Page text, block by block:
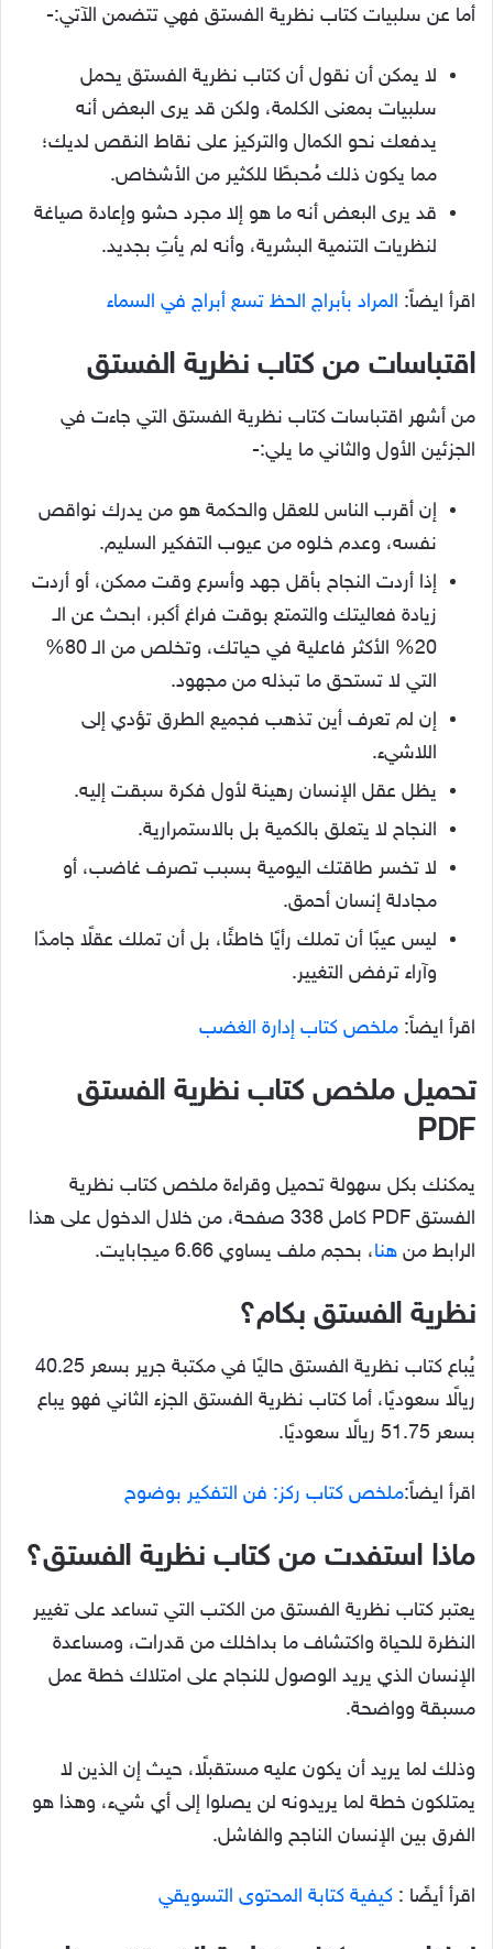
أما عن سلبيات كتاب نظرية الفستق فهي تتضمن الآتي:-
لا يمكن أن نقول أن كتاب نظرية الفستق يحمل
سلبيات بمعنى الكلمة، ولكن قد يرى البعض أنه
يدفعك نحو الكمال والتركيز على نقاط النقص لديك؛
مما يكون ذلك مُحبطًا للكثير من الأشخاص.
قد يرى البعض أنه ما هو إلا مجرد حشو وإعادة صياغة
لنظريات التنمية البشرية، وأنه لم يأتِ بجديد.
اقرأ ايضاً: المراد بأبراج الحظ تسع أبراج في السماء
اقتباسات من كتاب نظرية الفستق
من أشهر اقتباسات كتاب نظرية الفستق التي جاءت في
الجزئين الأول والثاني ما يلي:-
إن أقرب الناس للعقل والحكمة هو من يدرك نواقص
نفسه، وعدم خلوه من عيوب التفكير السليم.
إذا أردت النجاح بأقل جهد وأسرع وقت ممكن، أو أردت
زيادة فعاليتك والتمتع بوقت فراغ أكبر، ابحث عن الـ
20% الأكثر فاعلية في حياتك، وتخلص من الـ 80%
التي لا تستحق ما تبذله من مجهود.
إن لم تعرف أين تذهب فجميع الطرق تؤدي إلى
اللاشيء.
يظل عقل الإنسان رهينة لأول فكرة سبقت إليه.
النجاح لا يتعلق بالكمية بل بالاستمرارية.
لا تخسر طاقتك اليومية بسبب تصرف غاضب، أو
مجادلة إنسان أحمق.
ليس عيبًا أن تملك رأيًا خاطئًا، بل أن تملك عقلًا جامدًا
وآراء ترفض التغيير.
اقرأ ايضاً: ملخص كتاب إدارة الغضب
تحميل ملخص كتاب نظرية الفستق
PDF
يمكنك بكل سهولة تحميل وقراءة ملخص كتاب نظرية
الفستق PDF كامل 338 صفحة، من خلال الدخول على هذا
الرابط من هنا، بحجم ملف يساوي 6.66 ميجابايت.
نظرية الفستق بكام؟
يُباع كتاب نظرية الفستق حاليًا في مكتبة جرير بسعر 40.25
ريالًا سعوديًا، أما كتاب نظرية الفستق الجزء الثاني فهو يباع
بسعر 51.75 ريالًا سعوديًا.
اقرأ ايضاً:ملخص كتاب ركز: فن التفكير بوضوح
ماذا استفدت من كتاب نظرية الفستق؟
يعتبر كتاب نظرية الفستق من الكتب التي تساعد على تغيير
النظرة للحياة واكتشاف ما بداخلك من قدرات، ومساعدة
الإنسان الذي يريد الوصول للنجاح على امتلاك خطة عمل
مسبقة وواضحة.
وذلك لما يريد أن يكون عليه مستقبلًا، حيث إن الذين لا
يمتلكون خطة لما يريدونه لن يصلوا إلى أي شيء، وهذا هو
الفرق بين الإنسان الناجح والفاشل.
اقرأ أيضًا : كيفية كتابة المحتوى التسويقي